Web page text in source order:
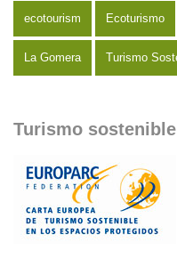
ecotourism Ecoturismo
La Gomera Turismo
Turismo